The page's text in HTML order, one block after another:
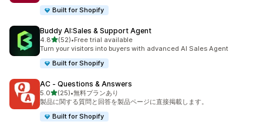
Built for Shopify
Buddy AI:Sales & Support Agent
4.85つ星中
(52)
合計レビュー数：52件
•Free trial available
Turn your visitors into buyers with advanced AI Sales Agent
Built for Shopify
AC ‑ Questions & Answers
5.05つ星中
(25)
合計レビュー数：25件
•無料プランあり
製品に関する質問と回答を製品ページに直接掲載します。
Built for Shopify